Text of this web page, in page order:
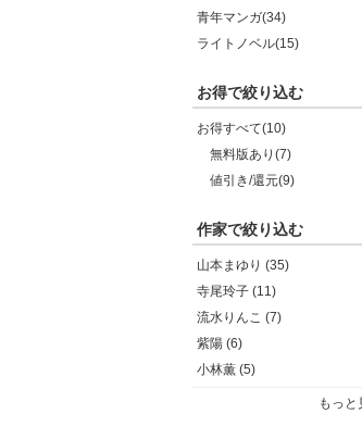
青年マンガ(34)
ライトノベル(15)
お得で絞り込む
お得すべて(10)
無料版あり(7)
値引き/還元(9)
作家で絞り込む
山本まゆり (35)
寺尾玲子 (11)
流水りんこ (7)
紫陽 (6)
小林薫 (5)
もっと